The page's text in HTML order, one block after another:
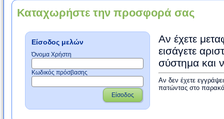
Καταχωρήστε την προσφορά σας
Είσοδος μελών
Όνομα Χρήστη
Κωδικός πρόσβασης
Είσοδος
Αν έχετε
εισάγετε
σύστημα και
Αν δεν έχετε
πατώντας στο